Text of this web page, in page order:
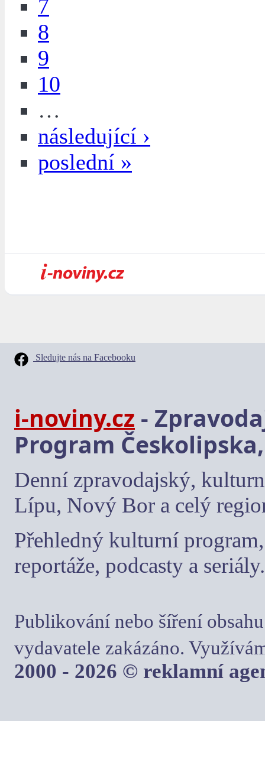
7
8
9
10
…
následující ›
poslední »
Sledujte nás na Facebooku
i-noviny.cz -
Program
Denní zpravodajský,
Lípu, Nový Bor a celý
Přehledný kulturní
reportáže, podcasty a seriály.
Publikování nebo šíření
vydavatele zakázáno.
2000 - 2026 © reklamní